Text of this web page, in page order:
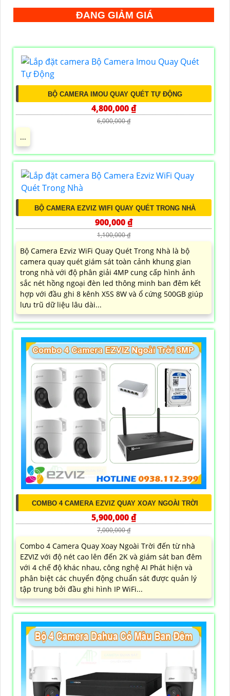
ĐANG GIẢM GIÁ
BỘ CAMERA IMOU QUAY QUÉT TỰ ĐỘNG
4,800,000 ₫
6,000,000 ₫
...
BỘ CAMERA EZVIZ WIFI QUAY QUÉT TRONG NHÀ
900,000 ₫
1,100,000 ₫
Bộ Camera Ezviz WiFi Quay Quét Trong Nhà là bộ
camera quay quét giám sát toàn cảnh khung gian
trong nhà với độ phân giải 4MP cung cấp hình ảnh
sắc nét hồng ngoại đèn led thông minh ban đêm kết
hợp với đầu ghi 8 kênh X5S 8W và ổ cứng 500GB giúp
lưu trũ dữ liệu lâu dài...
COMBO 4 CAMERA EZVIZ QUAY XOAY NGOÀI TRỜI
5,900,000 ₫
7,000,000 ₫
Combo 4 Camera Quay Xoay Ngoài Trời đến từ nhà
EZVIZ với độ nét cao lên đến 2K và giám sát ban đêm
với 4 chế độ khác nhau, công nghệ AI Phát hiện và
phân biệt các chuyển động chuẩn sát được quản lý
tập trung bởi đầu ghi hình IP WiFi...